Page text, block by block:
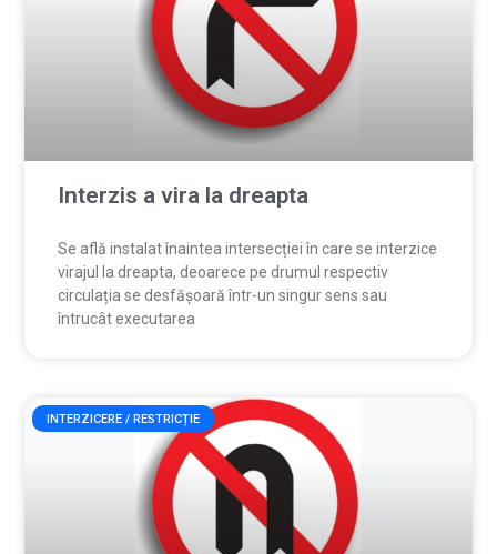
Interzis a vira la dreapta
Se află instalat înaintea intersecției în care se interzice
virajul la dreapta, deoarece pe drumul respectiv
circulația se desfășoară într-un singur sens sau
întrucât executarea
INTERZICERE / RESTRICȚIE